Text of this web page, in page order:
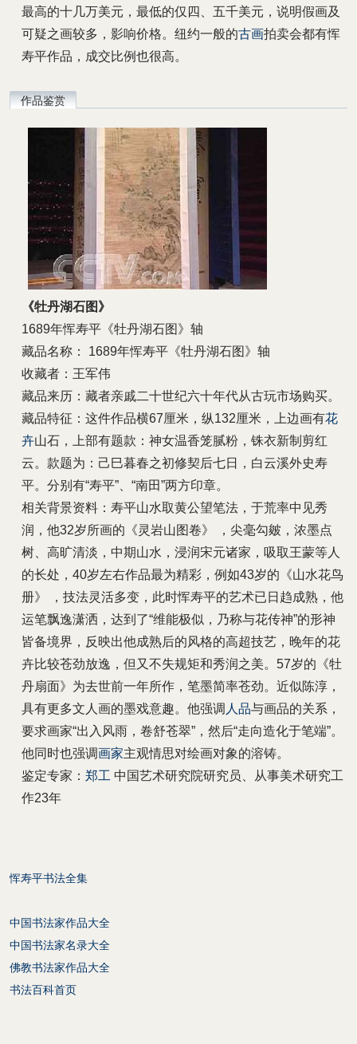
最高的十几万美元，最低的仅四、五千美元，说明假画及
可疑之画较多，影响价格。纽约一般的古画拍卖会都有恽
寿平作品，成交比例也很高。
作品鉴赏
《牡丹湖石图》
1689年恽寿平《牡丹湖石图》轴
藏品名称： 1689年恽寿平《牡丹湖石图》轴
收藏者：王军伟
藏品来历：藏者亲戚二十世纪六十年代从古玩市场购买。
藏品特征：这件作品横67厘米，纵132厘米，上边画有花
卉山石，上部有题款：神女温香笼腻粉，铢衣新制剪红
云。款题为：己巳暮春之初修契后七日，白云溪外史寿
平。分别有“寿平”、“南田”两方印章。
相关背景资料：寿平山水取黄公望笔法，于荒率中见秀
润，他32岁所画的《灵岩山图卷》 ，尖毫勾皴，浓墨点
树、高旷清淡，中期山水，浸润宋元诸家，吸取王蒙等人
的长处，40岁左右作品最为精彩，例如43岁的《山水花鸟
册》 ，技法灵活多变，此时恽寿平的艺术已日趋成熟，他
运笔飘逸潇洒，达到了“维能极似，乃称与花传神”的形神
皆备境界，反映出他成熟后的风格的高超技艺，晚年的花
卉比较苍劲放逸，但又不失规矩和秀润之美。57岁的《牡
丹扇面》为去世前一年所作，笔墨简率苍劲。近似陈淳，
具有更多文人画的墨戏意趣。他强调 人品与画品的关系，
要求画家“出入风雨，卷舒苍翠”，然后“走向造化于笔端”。
他同时也强调画家主观情思对绘画对象的溶铸。
鉴定专家： 郑工 中国艺术研究院研究员、从事美术研究工
作23年
恽寿平书法全集
中国书法家作品大全
中国书法家名录大全
佛教书法家作品大全
书法百科首页